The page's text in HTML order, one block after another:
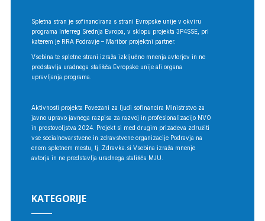
Spletna stran je sofinancirana s strani Evropske unije v okviru
programa Interreg Srednja Evropa, v sklopu projekta 3P4SSE, pri
katerem je RRA Podravje – Maribor projektni partner.
Vsebina te spletne strani izraža izključno mnenja avtorjev in ne
predstavlja uradnega stališča Evropske unije ali organa
upravljanja programa.
Aktivnosti projekta Povezani za ljudi sofinancira Ministrstvo za
javno upravo javnega razpisa za razvoj in profesionalizacijo NVO
in prostovoljstva 2024. Projekt si med drugim prizadeva združiti
vse socialnovarstvene in zdravstvene organizacije Podravja na
enem spletnem mestu, tj. Zdravka.si Vsebina izraža mnenje
avtorja in ne predstavlja uradnega stališča MJU.
KATEGORIJE